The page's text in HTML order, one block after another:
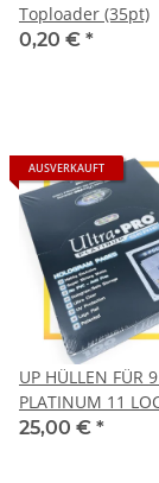
Toploader (35pt)
0,20 € *
AUSVERKAUFT
UP HÜLLEN FÜR
PLATINUM 11
25,00 € *